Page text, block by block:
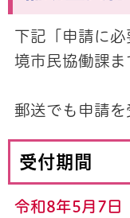
下記「申請に
境市民協働課ま
郵送でも申請を
受付期間
令和8年5月7日